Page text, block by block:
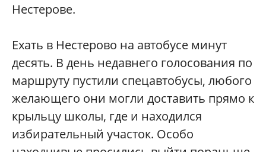
Нестерове.
Ехать в Нестерово на автобусе минут
десять. В день недавнего голосования по
маршруту пустили спецавтобусы, любого
желающего они могли доставить прямо к
крыльцу школы, где и находился
избирательный участок. Особо